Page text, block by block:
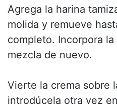
Agrega la harina
molida y remueve
completo. Incorpora
mezcla de nuevo.
Vierte la crema sobre
introdúcela otra vez